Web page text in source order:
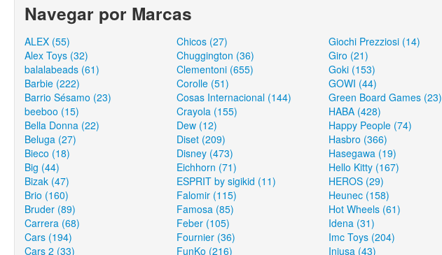
Navegar por Marcas
ALEX (55)
Alex Toys (32)
balalabeads (61)
Barbie (222)
Barrio Sésamo (23)
beeboo (15)
Bella Donna (22)
Beluga (27)
Bieco (18)
Big (44)
Bizak (47)
Brio (160)
Bruder (89)
Carrera (68)
Cars (194)
Cars 2 (33)
Chicos (27)
Chuggington (36)
Clementoni (655)
Corolle (51)
Cosas Internacional (144)
Crayola (155)
Dew (12)
Diset (209)
Disney (473)
Eichhorn (71)
ESPRIT by sigikid (11)
Falomir (115)
Famosa (85)
Feber (105)
Fournier (36)
FunKo (216)
Giochi Prezziosi (14)
Giro (21)
Goki (153)
GOWI (44)
Green Board Games (23)
HABA (428)
Happy People (74)
Hasbro (366)
Hasegawa (19)
Hello Kitty (167)
HEROS (29)
Heunec (158)
Hot Wheels (61)
Idena (31)
Imc Toys (204)
Injusa (43)